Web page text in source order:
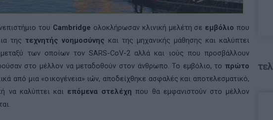
του Cambridge ολοκλήρωσαν κλινική μελέτη σε εμβόλιο που
της τεχνητής νοημοσύνης και της μηχανικής μάθησης και καλύπτει
των οποίων τονSARS-CoV-2 αλλά και ιούς που προσβάλλουν
στο μέλλον να μεταδοθούν στον άνθρωπο. Το εμβόλιο, το πρώτο
από μια «οικογένεια» ιών, αποδείχθηκε ασφαλές και αποτελεσματικό,
να καλύπτει και επόμενα στελέχη που θα εμφανιστούν στο μέλλον